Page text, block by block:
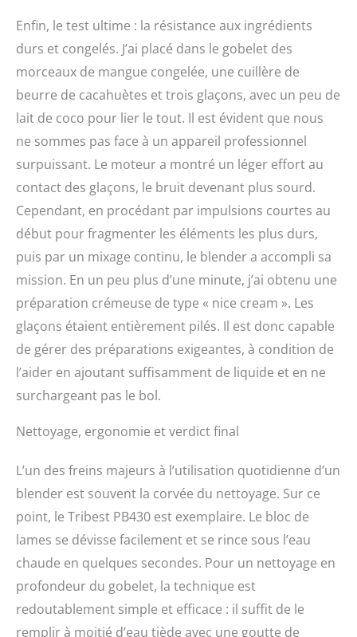
Enfin, le test ultime : la résistance aux ingrédients
durs et congelés. J’ai placé dans le gobelet des
morceaux de mangue congelée, une cuillère de
beurre de cacahuètes et trois glaçons, avec un peu de
lait de coco pour lier le tout. Il est évident que nous
ne sommes pas face à un appareil professionnel
surpuissant. Le moteur a montré un léger effort au
contact des glaçons, le bruit devenant plus sourd.
Cependant, en procédant par impulsions courtes au
début pour fragmenter les éléments les plus durs,
puis par un mixage continu, le blender a accompli sa
mission. En un peu plus d’une minute, j’ai obtenu une
préparation crémeuse de type « nice cream ». Les
glaçons étaient entièrement pilés. Il est donc capable
de gérer des préparations exigeantes, à condition de
l’aider en ajoutant suffisamment de liquide et en ne
surchargeant pas le bol.
Nettoyage, ergonomie et verdict final
L’un des freins majeurs à l’utilisation quotidienne d’un
blender est souvent la corvée du nettoyage. Sur ce
point, le Tribest PB430 est exemplaire. Le bloc de
lames se dévisse facilement et se rince sous l’eau
chaude en quelques secondes. Pour un nettoyage en
profondeur du gobelet, la technique est
redoutablement simple et efficace : il suffit de le
remplir à moitié d’eau tiède avec une goutte de